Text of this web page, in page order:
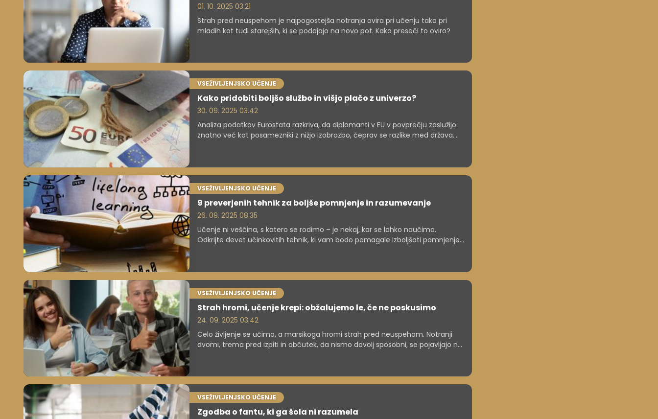
01. 10. 2025 03.21
Strah pred neuspehom je najpogostejša notranja ovira pri učenju tako pri
mladih kot tudi starejših, ki se podajajo na novo pot. Kako preseči to oviro?
VSEŽIVLJENJSKO UČENJE
Kako pridobiti boljšo službo in višjo plačo z univerzo?
30. 09. 2025 03.42
Analiza podatkov Eurostata razkriva, da diplomanti v EU v povprečju zaslužijo
znatno več kot posamezniki z nižjo izobrazbo, čeprav se razlike med državami
VSEŽIVLJENJSKO UČENJE
9 preverjenih tehnik za boljše pomnjenje in razumevanje
26. 09. 2025 08.35
Učenje ni veščina, s katero se rodimo – je nekaj, kar se lahko naučimo.
Odkrijte devet učinkovitih tehnik, ki vam bodo pomagale izboljšati pomnjenje,
ustreza. Učite se pametneje, ne več.
VSEŽIVLJENJSKO UČENJE
Strah hromi, učenje krepi: obžalujemo le, če ne poskusimo
24. 09. 2025 03.42
Celo življenje se učimo, a marsikoga hromi strah pred neuspehom. Notranji
dvomi, trema pred izpiti in občutek, da nismo dovolj sposobni, se pojavljajo ne
nimajo dovolj časa. Strokovnjaki pa poudarjajo, da je prav soočanje s strahovi
ključ do napredka in rasti ter da neuspeh ni konec poti, temveč le njen del.
VSEŽIVLJENJSKO UČENJE
Zgodba o fantu, ki ga šola ni razumela